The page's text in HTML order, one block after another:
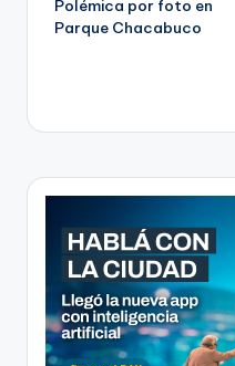
navigation
Polémica por foto en
Parque Chacabuco